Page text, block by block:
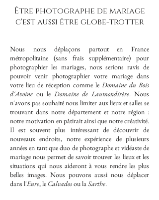
Être photographe de mariage
c'est aussi être globe-trotter
Nous nous déplaçons partout en France
métropolitaine (sans frais supplémentaire) pour
photographier les mariages, nous serions ravis de
pouvoir venir photographier votre mariage dans
votre lieu de réception comme le Domaine du Bois
d'Avoine ou le Domaine de Laumondirère. Nous
n'avons pas souhaité nous limiter aux lieux et salles se
trouvant dans notre département et notre région :
notre motivation en pâtirait ainsi que notre créativité.
Il est souvent plus intéressant de découvrir de
nouveaux endroits, notre expérience de plusieurs
années en tant que duo de photographe et vidéaste de
mariage nous permet de savoir trouver les lieux et les
situations qui nous aideront à vous rendre les plus
belles images. Nous pouvons aussi nous déplacer
dans l'Eure, le Calvadosou laSarthe.